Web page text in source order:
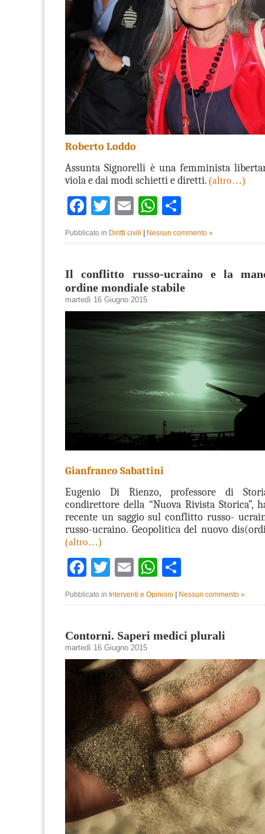
Roberto Loddo
Assunta Signorelli è una femminista
viola e dai modi schietti e diretti. (altro…)
Facebook
TwitterEmailWhatsApp
Pubblicato in Diritti civili Nessun commento »
Il conflitto russo-ucraino e la
ordine mondiale stabile
martedì 16 Giugno 2015
Gianfranco Sabattini
Eugenio Di Rienzo, professore di
condirettore della “Nuova Rivista Storica”,
recente un saggio sul conflitto russo-
russo-ucraino. Geopolitica del nuovo
(altro…)
Facebook
TwitterEmailWhatsApp
Pubblicato in Interventi e Opinioni Nessun commento »
Contorni. Saperi medici plurali
martedì 16 Giugno 2015